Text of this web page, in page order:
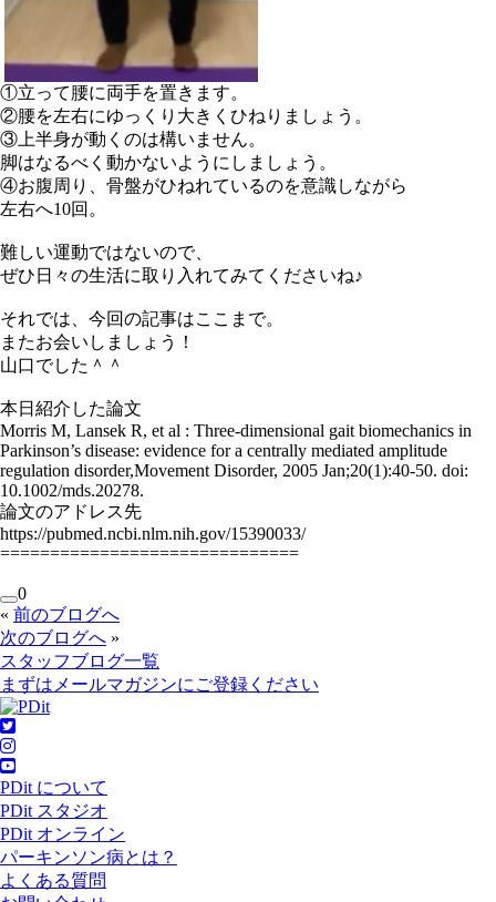
①立って腰に両手を置きます。
②腰を左右にゆっくり大きくひねりましょう。
③上半身が動くのは構いません。
脚はなるべく動かないようにしましょう。
④お腹周り、骨盤がひねれているのを意識しながら
左右へ10回。
難しい運動ではないので、
ぜひ日々の生活に取り入れてみてくださいね♪
それでは、今回の記事はここまで。
またお会いしましょう！
山口でした＾＾
本日紹介した論文
Morris M, Lansek R, et al : Three-dimensional gait biomechanics in
Parkinson’s disease: evidence for a centrally mediated amplitude
regulation disorder,Movement Disorder, 2005 Jan;20(1):40-50. doi:
10.1002/mds.20278.
論文のアドレス先
https://pubmed.ncbi.nlm.nih.gov/15390033/
==============================
0
« 前のブログへ
次のブログへ »
スタッフブログ一覧
まずはメールマガジンにご登録ください
PDit について
PDit スタジオ
PDit オンライン
パーキンソン病とは？
よくある質問